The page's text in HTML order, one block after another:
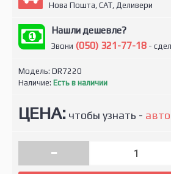
Нова Пошта, САТ, Деливери
Нашли дешевле?
Звони (050) 321-77-18 -
Модель: DR7220
Наличие: Есть в наличии
ЦЕНА: чтобы узнать -
-